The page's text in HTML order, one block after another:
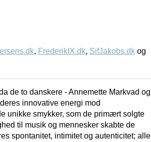
, FrederikIX.dk, SifJakobs.dk og
de to danskere - Annemette Markvad og
innovative energi mod
unikke smykker, som de primært solgte
til musik og mennesker skabte de
spontanitet, intimitet og autenticitet; alle